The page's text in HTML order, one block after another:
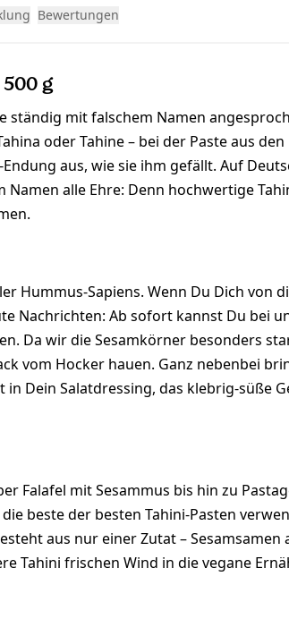
Bewertungen
g
ständig mit falschem Namen
oder Tahine – bei der Paste aus
aus, wie sie ihm gefällt. Auf
alle Ehre: Denn hochwertige
Hummus-Sapiens. Wenn Du Dich von
Nachrichten: Ab sofort kannst Du bei
Da wir die Sesamkörner besonders
vom Hocker hauen. Ganz nebenbei
Dein Salatdressing, das klebrig-süße
Falafel mit Sesammus bis hin zu
beste der besten Tahini-Pasten
aus nur einer Zutat –
Tahini frischen Wind in die vegane